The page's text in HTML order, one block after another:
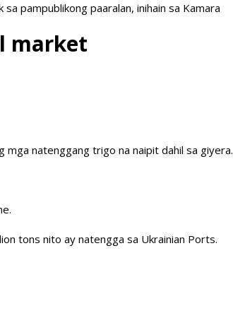
pampublikong paaralan, inihain sa Kamara
market
mga natenggang trigo na naipit dahil sa giyera.
tons nito ay natengga sa Ukrainian Ports.